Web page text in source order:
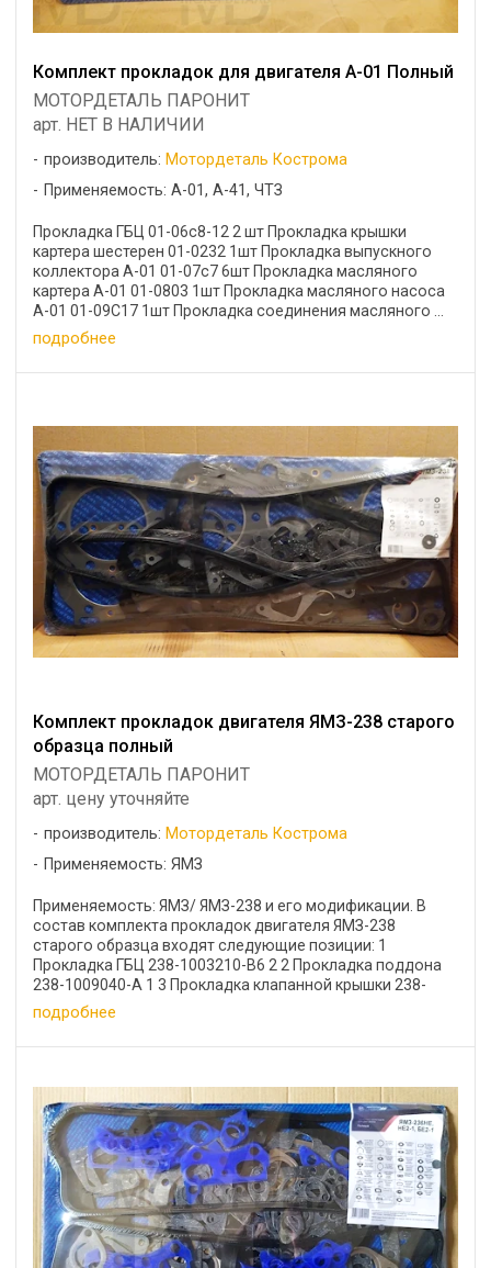
Комплект прокладок для двигателя А-01 Полный
МОТОРДЕТАЛЬ ПАРОНИТ
арт. НЕТ В НАЛИЧИИ
производитель: Мотордеталь Кострома
Применяемость: А-01, А-41, ЧТЗ
Прокладка ГБЦ 01-06с8-12 2 шт Прокладка крышки
картера шестерен 01-0232 1шт Прокладка выпускного
коллектора А-01 01-07с7 6шт Прокладка масляного
картера А-01 01-0803 1шт Прокладка масляного насоса
А-01 01-09С17 1шт Прокладка соединения масляного ...
подробнее
Комплект прокладок двигателя ЯМЗ-238 старого
образца полный
МОТОРДЕТАЛЬ ПАРОНИТ
арт. цену уточняйте
производитель: Мотордеталь Кострома
Применяемость: ЯМЗ
Применяемость: ЯМЗ/ ЯМЗ-238 и его модификации. В
состав комплекта прокладок двигателя ЯМЗ-238
старого образца входят следующие позиции: 1
Прокладка ГБЦ 238-1003210-В6 2 2 Прокладка поддона
238-1009040-А 1 3 Прокладка клапанной крышки 238-
1003270 2 4 ...
подробнее